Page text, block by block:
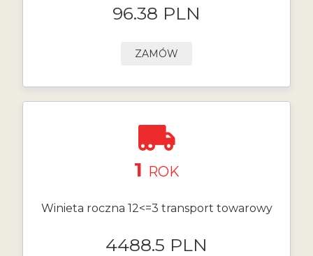
96.38 PLN
ZAMÓW
1 ROK
Winieta roczna 12<=3 transport towarowy
4488.5 PLN